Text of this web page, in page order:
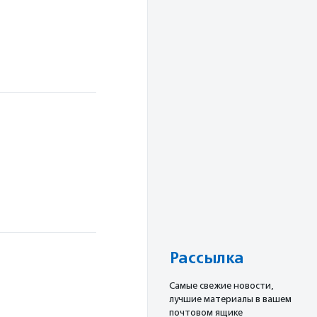
Рассылка
Cамые свежие новости,
лучшие материалы в вашем
почтовом ящике